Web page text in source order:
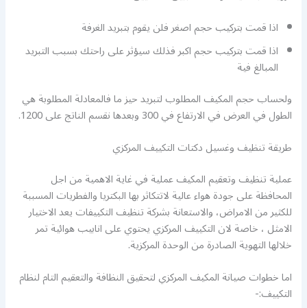
اذا قمت بتركيب حجم اصغر فلن يقوم بتبريد الغرفة
اذا قمت بتركيب حجم اكبر فذلك سيؤثر على راحتك بسبب التبريد
المبالغ فية
ولحساب حجم المكيف المطلوب لتبريد حيز ما فالمعادلة المطلوبة هي
الطول في العرض في الارتفاع في 300 وبعدها نقسم الناتج على 1200.
طريقة تنظيف وغسيل دكتات التكييف المركزي
عملية تنظيف وتعقيم المكيف عملية في غاية الاهمية من اجل
المحافظة على جودة هواء عالية لاتتكاثر بها البكتريا والفطريات المسببة
للكثير من الامراض، والاستعانة بشركة تنظيف التكييفات يعد الاختيار
الامثل ، خاصة لان التكييف المركزي يحتوي على انابيب هوائية تمر
خلالها التهوية الصادرة من الوحدة المركزية.
اما خطوات صيانة المكيف المركزي لتحقيق النظافة والتعقيم التام لنظام
التكييف:-